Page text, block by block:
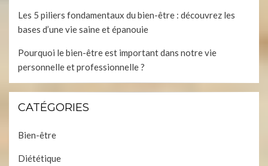
Les 5 piliers fondamentaux du bien-être : découvrez les
bases d’une vie saine et épanouie
Pourquoi le bien-être est important dans notre vie
personnelle et professionnelle ?
CATÉGORIES
Bien-être
Diététique